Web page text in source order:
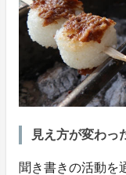
見え方が変わっ
聞き書きの活動を